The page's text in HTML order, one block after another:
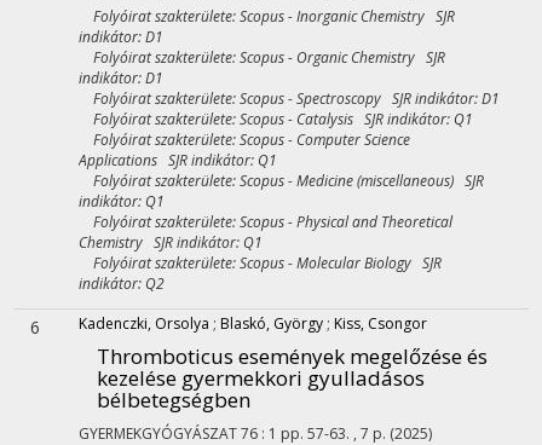
Folyóirat szakterülete: Scopus - Inorganic Chemistry SJR
indikátor: D1
Folyóirat szakterülete: Scopus - Organic Chemistry SJR
indikátor: D1
Folyóirat szakterülete: Scopus - Spectroscopy SJR indikátor: D1
Folyóirat szakterülete: Scopus - Catalysis SJR indikátor: Q1
Folyóirat szakterülete: Scopus - Computer Science
Applications SJR indikátor: Q1
Folyóirat szakterülete: Scopus - Medicine (miscellaneous) SJR
indikátor: Q1
Folyóirat szakterülete: Scopus - Physical and Theoretical
Chemistry SJR indikátor: Q1
Folyóirat szakterülete: Scopus - Molecular Biology SJR
indikátor: Q2
6 Kadenczki, Orsolya ; Blaskó, György ; Kiss, Csongor
Thromboticus események megelőzése és
kezelése gyermekkori gyulladásos
bélbetegségben
GYERMEKGYÓGYÁSZAT76 : 1 pp. 57-63. , 7 p. (2025)